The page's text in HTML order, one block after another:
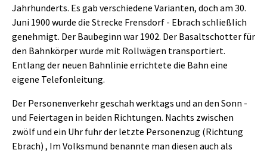
Jahrhunderts. Es gab verschiedene Varianten, doch am 30.
Juni 1900 wurde die Strecke Frensdorf - Ebrach schließlich
genehmigt. Der Baubeginn war 1902. Der Basaltschotter für
den Bahnkörper wurde mit Rollwägen transportiert.
Entlang der neuen Bahnlinie errichtete die Bahn eine
eigene Telefonleitung.
Der Personenverkehr geschah werktags und an den Sonn -
und Feiertagen in beiden Richtungen. Nachts zwischen
zwölf und ein Uhr fuhr der letzte Personenzug (Richtung
Ebrach) , Im Volksmund benannte man diesen auch als